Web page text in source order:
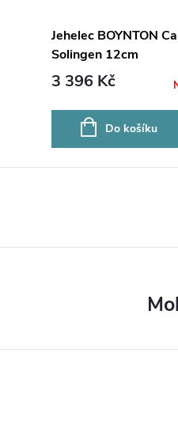
Jehelec BOYNTON
Solingen 12cm
3 396 Kč
Do košíku